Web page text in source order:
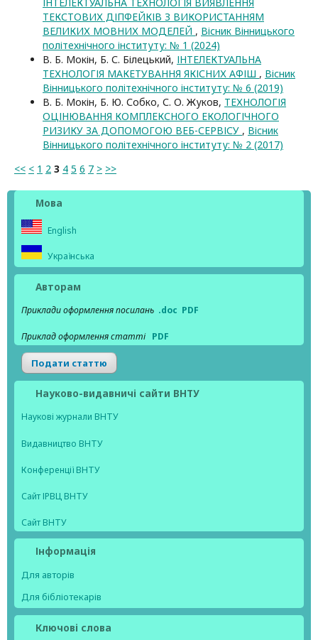
ТЕКСТОВИХ ДІПФЕЙКІВ З ВИКОРИСТАННЯМ
ВЕЛИКИХ МОВНИХ МОДЕЛЕЙ , Вісник Вінницького
політехнічного інституту: № 1 (2024)
В. Б. Мокін, Б. С. Білецький, ІНТЕЛЕКТУАЛЬНА
ТЕХНОЛОГІЯ МАКЕТУВАННЯ ЯКІСНИХ АФІШ , Вісник
Вінницького політехнічного інституту: № 6 (2019)
В. Б. Мокін, Б. Ю. Собко, С. О. Жуков, ТЕХНОЛОГІЯ
ОЦІНЮВАННЯ КОМПЛЕКСНОГО ЕКОЛОГІЧНОГО
РИЗИКУ ЗА ДОПОМОГОЮ ВЕБ-СЕРВІСУ , Вісник
Вінницького політехнічного інституту: № 2 (2017)
<< < 1 2 3 4 5 6 7 > >>
Мова
English
Українська
Авторам
Приклади оформлення посилань .doc PDF
Приклад оформлення статті PDF
Подати статтю
Науково-видавничі сайти ВНТУ
Наукові журнали ВНТУ
Видавництво ВНТУ
Конференції ВНТУ
Сайт ІРВЦ ВНТУ
Сайт ВНТУ
Інформація
Для авторів
Для бібліотекарів
Ключові слова